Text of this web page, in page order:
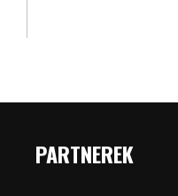
PARTNEREK